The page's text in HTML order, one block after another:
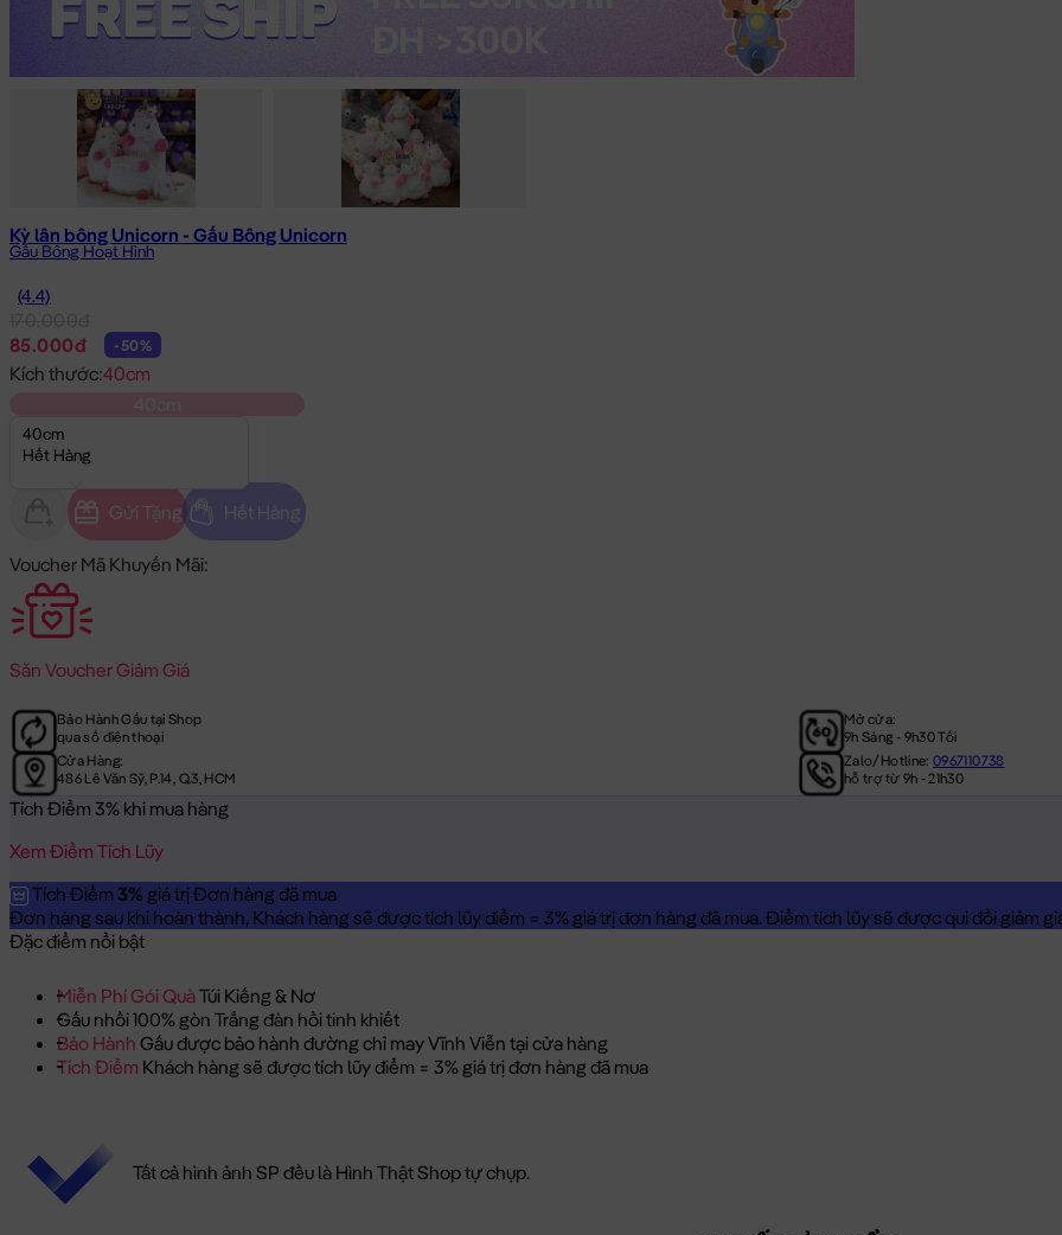
Kỳ lân bông Unicorn - Gấu Bông Unicorn
Gấu Bông Hoạt Hình
(4.4)
85.000đ
-50%
Kích thước:40cm
40cm
Hết Hàng
Gửi Tặng Hết Hàng
Voucher Mã Khuyến Mãi:
Săn Voucher Giảm Giá
Bảo Hành Gấu tại Shop
qua số điện thoại
Mở cửa:
9h Sáng - 9h30 Tối
Cửa Hàng:
486 Lê Văn Sỹ, P.14, Q.3, HCM
Zalo/Hotline:0967110738
hỗ trợ từ 9h - 21h30
Tích Điểm 3% khi mua hàng
Xem Điểm Tích Lũy
Tích Điểm 3% giá trị Đơn hàng đã mua
Đơn hàng sau khi hoàn thành, Khách hàng sẽ được tích lũy điểm = 3% giá trị đơn hàng đã mua. Điểm tích lũy sẽ được qui đổi giảm
Đặc điểm nổi bật
Miễn Phí Gói QuàTúi Kiếng & Nơ
Gấu nhồi 100% gòn Trắng đàn hồi tinh khiết
Bảo Hành Gấu được bảo hành đường chỉ may Vĩnh Viễn tại cửa hàng
Tích Điểm Khách hàng sẽ được tích lũy điểm = 3% giá trị đơn hàng đã mua
Tất cả hình ảnh SP đều là Hình Thật Shop tự chụp.